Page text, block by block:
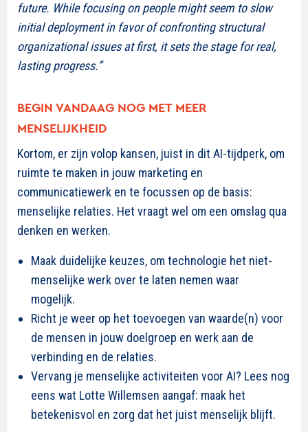
future. While focusing on people might seem to slow
initial deployment in favor of confronting structural
organizational issues at first, it sets the stage for real,
lasting progress.”
BEGIN VANDAAG NOG MET MEER
MENSELIJKHEID
Kortom, er zijn volop kansen, juist in dit AI-tijdperk, om
ruimte te maken in jouw marketing en
communicatiewerk en te focussen op de basis:
menselijke relaties. Het vraagt wel om een omslag qua
denken en werken.
Maak duidelijke keuzes, om technologie het niet-
menselijke werk over te laten nemen waar
mogelijk.
Richt je weer op het toevoegen van waarde(n) voor
de mensen in jouw doelgroep en werk aan de
verbinding en de relaties.
Vervang je menselijke activiteiten voor AI? Lees nog
eens wat Lotte Willemsen aangaf: maak het
betekenisvol en zorg dat het juist menselijk blijft.